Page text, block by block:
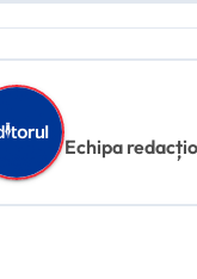
Echipa